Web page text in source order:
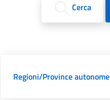
Cerca
Regioni/Province autonome